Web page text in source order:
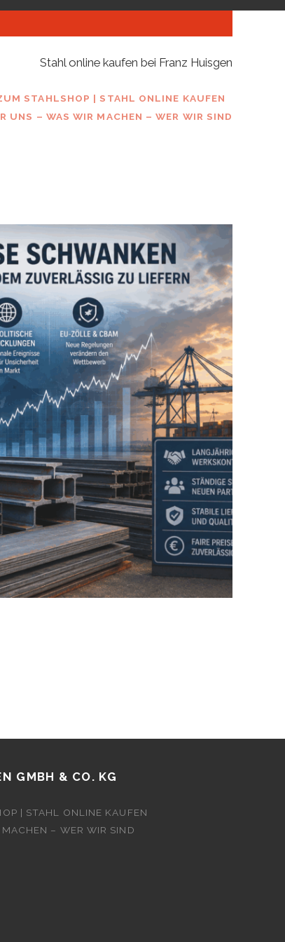
Stahl online kaufen bei Franz Huisgen
STAHLSHOP | STAHL ONLINE KAUFEN
UNS – WAS WIR MACHEN – WER WIR SIND
GMBH & CO. KG
| STAHL ONLINE KAUFEN
– WER WIR SIND